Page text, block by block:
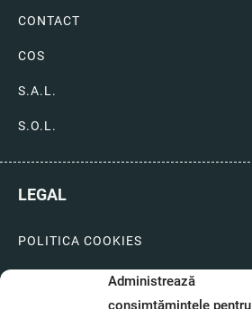
Administrează
consimțămintele pentru
CONTACT
COS
S.A.L.
S.O.L.
LEGAL
POLITICA COOKIES
LIVRARI SI PLATI